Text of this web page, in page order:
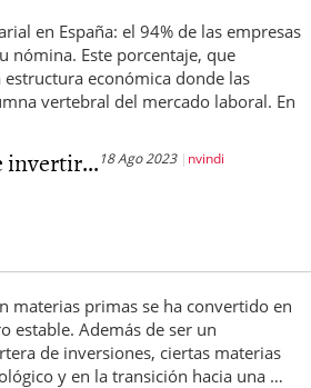
en España: el 94% de las empresas
nómina. Este porcentaje, que
económica donde las
vertebral del mercado laboral. En
invertir... 18 Ago 2023 nvindi
materias primas se ha convertido en
estable. Además de ser un
de inversiones, ciertas materias
y en la transición hacia una …